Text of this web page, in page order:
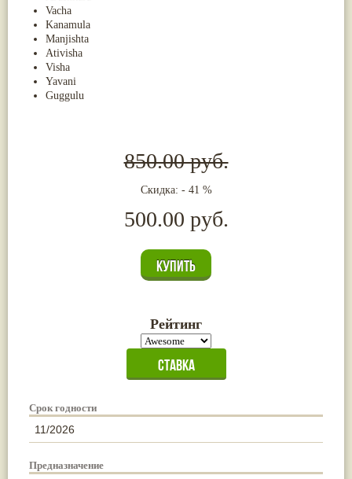
Vacha
Kanamula
Manjishta
Ativisha
Visha
Yavani
Guggulu
850.00 руб.
Скидка: - 41 %
500.00 руб.
Рейтинг
Срок годности
11/2026
Предназначение